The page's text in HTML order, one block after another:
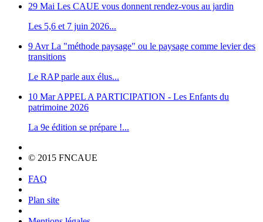
29 Mai Les CAUE vous donnent rendez-vous au jardin
Les 5,6 et 7 juin 2026...
9 Avr La "méthode paysage" ou le paysage comme levier des
transitions
Le RAP parle aux élus...
10 Mar APPEL A PARTICIPATION - Les Enfants du
patrimoine 2026
La 9e édition se prépare !...
© 2015 FNCAUE
FAQ
Plan site